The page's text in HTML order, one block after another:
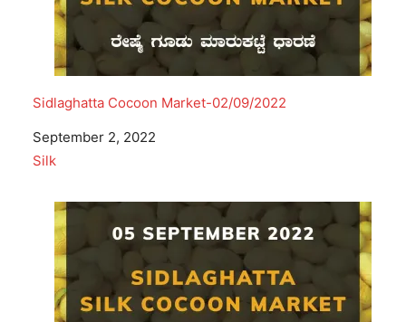
Sidlaghatta Cocoon Market-02/09/2022
Date
September 2, 2022
In relation to
Silk